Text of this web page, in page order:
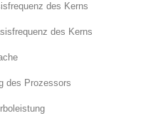
des Kerns
des Kerns
des Prozessors